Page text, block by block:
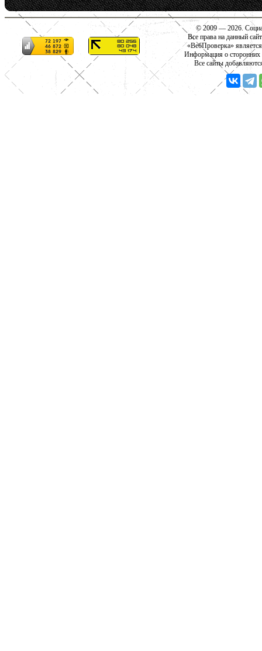
© 2009 — 2026.
Все права на данный
«ВебПроверка»
Информация о сторонних
Все сайты